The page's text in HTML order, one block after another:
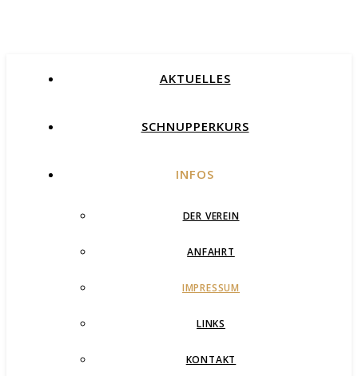
AKTUELLES
SCHNUPPERKURS
INFOS
DER VEREIN
ANFAHRT
IMPRESSUM
LINKS
KONTAKT